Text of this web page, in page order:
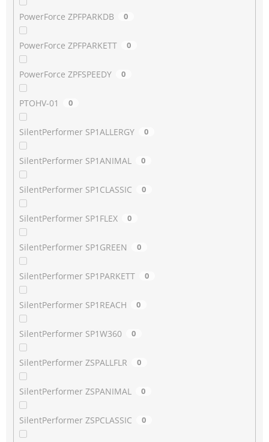
PowerForce ZPFPARKDB 0
PowerForce ZPFPARKETT 0
PowerForce ZPFSPEEDY 0
PTOHV-01 0
SilentPerformer SP1ALLERGY 0
SilentPerformer SP1ANIMAL 0
SilentPerformer SP1CLASSIC 0
SilentPerformer SP1FLEX 0
SilentPerformer SP1GREEN 0
SilentPerformer SP1PARKETT 0
SilentPerformer SP1REACH 0
SilentPerformer SP1W360 0
SilentPerformer ZSPALLFLR 0
SilentPerformer ZSPANIMAL 0
SilentPerformer ZSPCLASSIC 0